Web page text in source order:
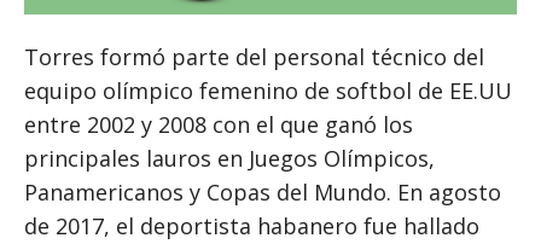
Torres formó parte del personal técnico del
equipo olímpico femenino de softbol de EE.UU
entre 2002 y 2008 con el que ganó los
principales lauros en Juegos Olímpicos,
Panamericanos y Copas del Mundo. En agosto
de 2017, el deportista habanero fue hallado